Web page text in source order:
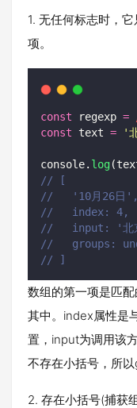
1. 无任何标志时，
项。
const regexp =
const text = '
console. log
// [
//   '10月26日',
//   index: 4,
//   input: '北京时
//   groups:
// ]
数组的第一项是匹
其中。index属性是
置，input为调用该
不存在小括号，所
2. 存在小括号(捕获